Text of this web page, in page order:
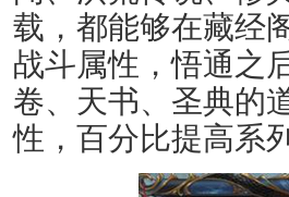
载，都能够在藏经
战斗属性，悟通之
卷、天书、圣典的
性，百分比提高系